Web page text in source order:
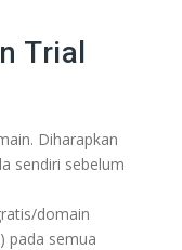
Trial
Diharapkan
sendiri sebelum
domain
pada semua